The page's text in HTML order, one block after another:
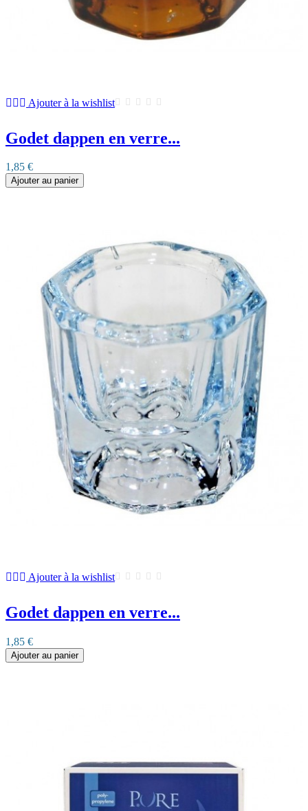
Ajouter à la wishlist
Godet dappen en verre...
1,85 €
Ajouter au panier
Ajouter à la wishlist
Godet dappen en verre...
1,85 €
Ajouter au panier